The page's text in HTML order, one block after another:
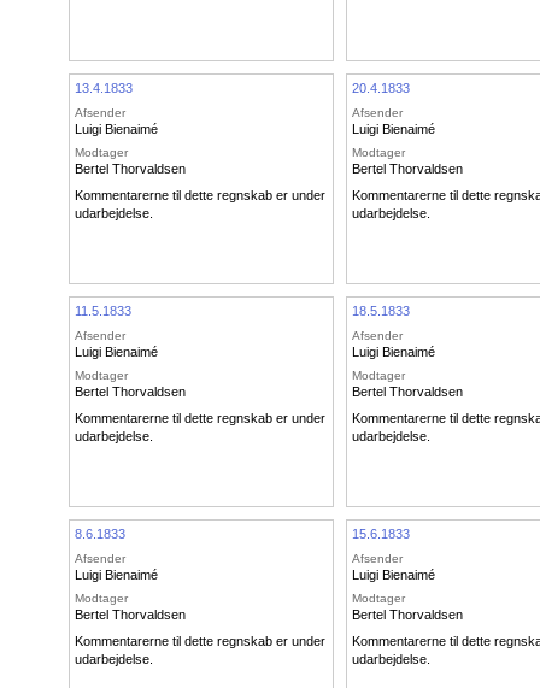
13.4.1833
Afsender
Luigi Bienaimé
Modtager
Bertel Thorvaldsen
Kommentarerne til dette regnskab er under
udarbejdelse.
20.4.1833
Afsender
Luigi Bienaimé
Modtager
Bertel Thorvaldsen
Kommentarerne til dette
udarbejdelse.
11.5.1833
Afsender
Luigi Bienaimé
Modtager
Bertel Thorvaldsen
Kommentarerne til dette regnskab er under
udarbejdelse.
18.5.1833
Afsender
Luigi Bienaimé
Modtager
Bertel Thorvaldsen
Kommentarerne til dette
udarbejdelse.
8.6.1833
Afsender
Luigi Bienaimé
Modtager
Bertel Thorvaldsen
Kommentarerne til dette regnskab er under
udarbejdelse.
15.6.1833
Afsender
Luigi Bienaimé
Modtager
Bertel Thorvaldsen
Kommentarerne til dette
udarbejdelse.